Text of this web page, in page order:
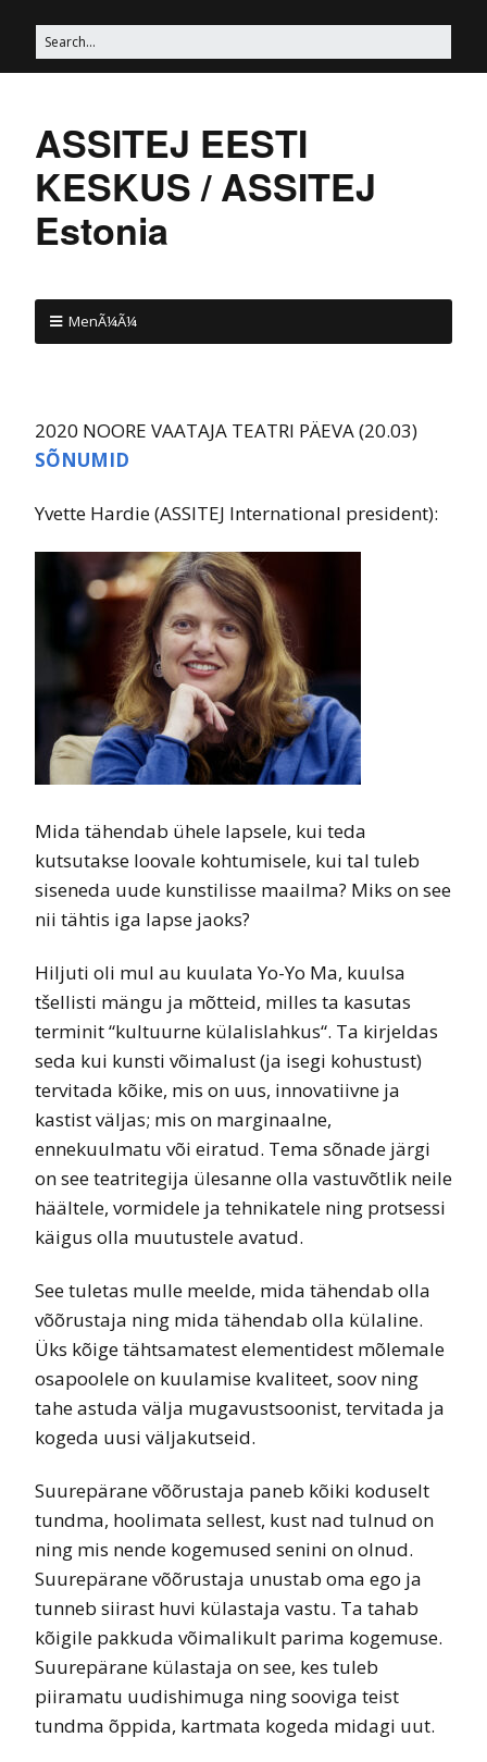
ASSITEJ EESTI
KESKUS / ASSITEJ
Estonia
MenÃ¼Ã¼
2020 NOORE VAATAJA TEATRI PÄEVA (20.03)
SÕNUMID
Yvette Hardie (ASSITEJ International president):
Mida tähendab ühele lapsele, kui teda
kutsutakse loovale kohtumisele, kui tal tuleb
siseneda uude kunstilisse maailma? Miks on see
nii tähtis iga lapse jaoks?
Hiljuti oli mul au kuulata Yo-Yo Ma, kuulsa
tšellisti mängu ja mõtteid, milles ta kasutas
terminit “kultuurne külalislahkus“. Ta kirjeldas
seda kui kunsti võimalust (ja isegi kohustust)
tervitada kõike, mis on uus, innovatiivne ja
kastist väljas; mis on marginaalne,
ennekuulmatu või eiratud. Tema sõnade järgi
on see teatritegija ülesanne olla vastuvõtlik neile
häältele, vormidele ja tehnikatele ning protsessi
käigus olla muutustele avatud.
See tuletas mulle meelde, mida tähendab olla
võõrustaja ning mida tähendab olla külaline.
Üks kõige tähtsamatest elementidest mõlemale
osapoolele on kuulamise kvaliteet, soov ning
tahe astuda välja mugavustsoonist, tervitada ja
kogeda uusi väljakutseid.
Suurepärane võõrustaja paneb kõiki koduselt
tundma, hoolimata sellest, kust nad tulnud on
ning mis nende kogemused senini on olnud.
Suurepärane võõrustaja unustab oma ego ja
tunneb siirast huvi külastaja vastu. Ta tahab
kõigile pakkuda võimalikult parima kogemuse.
Suurepärane külastaja on see, kes tuleb
piiramatu uudishimuga ning sooviga teist
tundma õppida, kartmata kogeda midagi uut.